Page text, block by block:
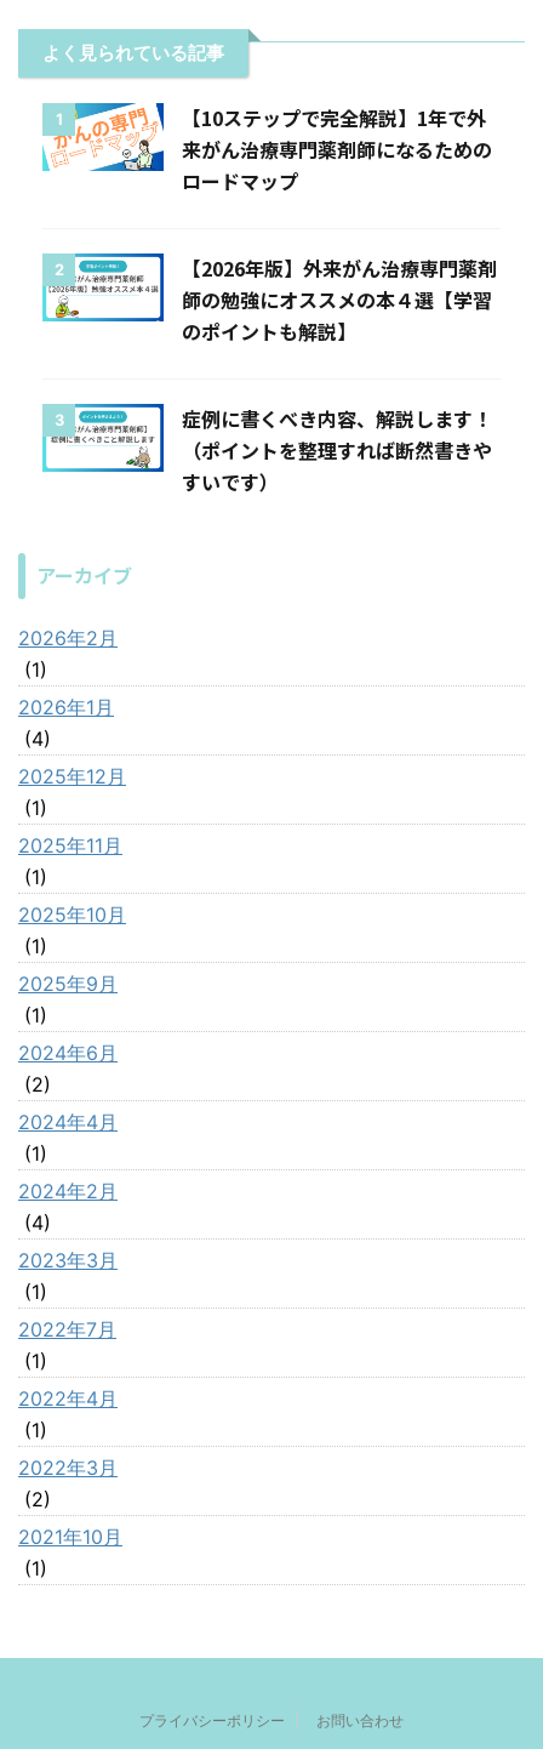
よく見られている記事
1
【10ステップで完全解説】1年で外
来がん治療専門薬剤師になるための
ロードマップ
2
【2026年版】外来がん治療専門薬剤
師の勉強にオススメの本４選【学習
のポイントも解説】
3
症例に書くべき内容、解説します！
（ポイントを整理すれば断然書きや
すいです）
アーカイブ
2026年2月
(1)
2026年1月
(4)
2025年12月
(1)
2025年11月
(1)
2025年10月
(1)
2025年9月
(1)
2024年6月
(2)
2024年4月
(1)
2024年2月
(4)
2023年3月
(1)
2022年7月
(1)
2022年4月
(1)
2022年3月
(2)
2021年10月
(1)
プライバシーポリシー お問い合わせ